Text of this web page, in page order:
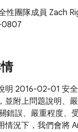
性團隊成員 Zach
0807
明 2016-02-01 安
並附上問題說明、
錯誤、嚴重程度、
情況下，我們會將